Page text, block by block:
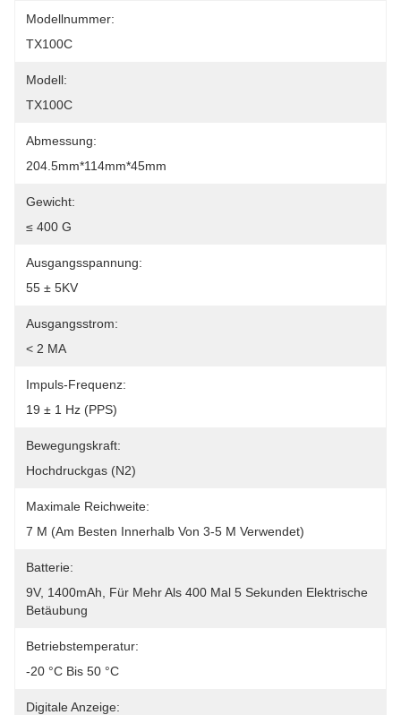
Modellnummer:
TX100C
Modell:
TX100C
Abmessung:
204.5mm*114mm*45mm
Gewicht:
≤ 400 G
Ausgangsspannung:
55 ± 5KV
Ausgangsstrom:
< 2 MA
Impuls-Frequenz:
19 ± 1 Hz (PPS)
Bewegungskraft:
Hochdruckgas (N2)
Maximale Reichweite:
7 M (am Besten Innerhalb Von 3-5 M Verwendet)
Batterie:
9V, 1400mAh, Für Mehr Als 400 Mal 5 Sekunden Elektrische
Betäubung
Betriebstemperatur:
-20 °C Bis 50 °C
Digitale Anzeige: